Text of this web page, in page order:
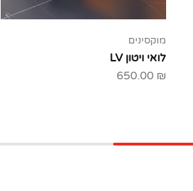
מוקסינים
לואי ויטון LV
650.00 ₪